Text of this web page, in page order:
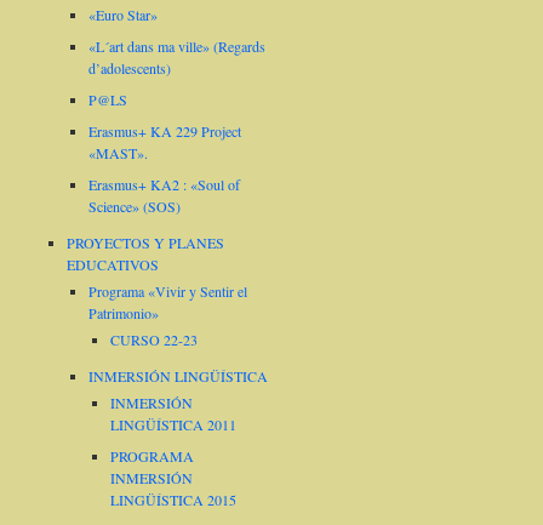
«Euro Star»
«L´art dans ma ville» (Regards
d’adolescents)
P@LS
Erasmus+ KA 229 Project
«MAST».
Erasmus+ KA2 : «Soul of
Science» (SOS)
PROYECTOS Y PLANES
EDUCATIVOS
Programa «Vivir y Sentir el
Patrimonio»
CURSO 22-23
INMERSIÓN LINGÜÍSTICA
INMERSIÓN
LINGÜÍSTICA 2011
PROGRAMA
INMERSIÓN
LINGÜÍSTICA 2015